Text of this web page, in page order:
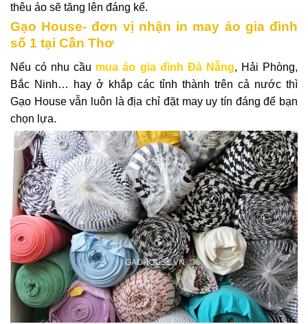
thêu áo sẽ tăng lên đáng kể.
Gạo House- đơn vị nhận in may áo gia đình
số 1 tại Cần Thơ
Nếu có nhu cầu mua áo gia đìn h Đà Nẵng, Hải Phòng,
Bắc Ninh… hay ở khắp các tỉnh thành trên cả nước thì
Gạo House vẫn luôn là địa chỉ đặt may uy tín đáng để bạn
chọn lựa.